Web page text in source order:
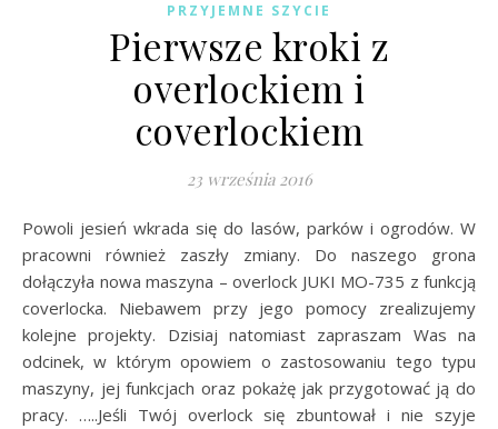
PRZYJEMNE SZYCIE
Pierwsze kroki z
overlockiem i
coverlockiem
23 września 2016
Powoli jesień wkrada się do lasów, parków i ogrodów. W
pracowni również zaszły zmiany. Do naszego grona
dołączyła nowa maszyna – overlock JUKI MO-735 z funkcją
coverlocka. Niebawem przy jego pomocy zrealizujemy
kolejne projekty. Dzisiaj natomiast zapraszam Was na
odcinek, w którym opowiem o zastosowaniu tego typu
maszyny, jej funkcjach oraz pokażę jak przygotować ją do
pracy. …..Jeśli Twój overlock się zbuntował i nie szyje